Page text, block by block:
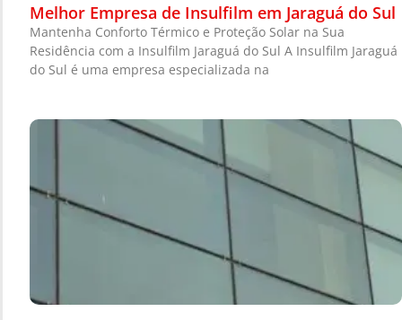
Melhor Empresa de Insulfilm em Jaraguá do Sul
Mantenha Conforto Térmico e Proteção Solar na Sua
Residência com a Insulfilm Jaraguá do Sul A Insulfilm Jaraguá
do Sul é uma empresa especializada na